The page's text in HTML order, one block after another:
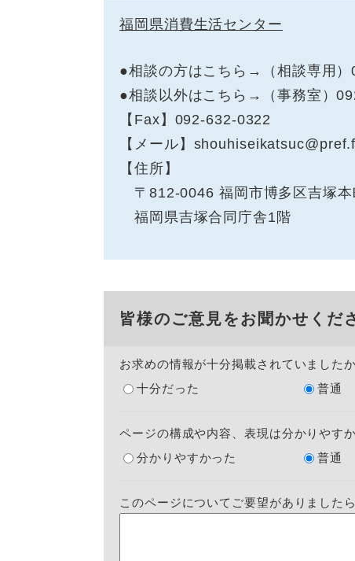
福岡県消費生活センター
●相談の方はこちら→（相談専用
●相談以外はこちら→（事務室）
【Fax】092-632-0322
【メール】
【住所】
〒812-0046 福岡市博多区吉塚
福岡県吉塚合同庁舎1階
皆様のご意見をお聞かせくだ
お求めの情報が十分掲載されていました
十分だった
普通
ページの構成や内容、表現は分かりやす
分かりやすかった
普通
このページについてご要望がありました